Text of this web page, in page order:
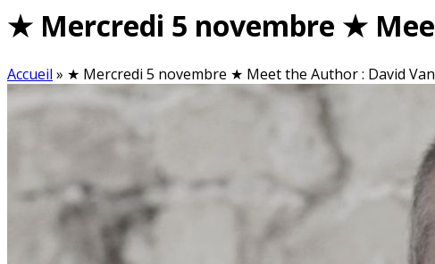
★ Mercredi 5 novembre ★
Accueil » ★ Mercredi 5 novembre ★ Meet the Author : David